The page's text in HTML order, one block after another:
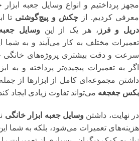
مجهز پرداختیم و انواع وسایل جعبه ابزار
معرفی کردیم. از چکش و پیچ‌گوشتی تا
دریل و فرز ، هر یک از اینوسایل
تعمیرات مختلف به کار می‌آیند و به شما
سرعت و دقت بیشتری پروژه‌های خانگی
اگر به تعمیرات پیچیده‌تر پرداخته و به
داشتن مجموعه‌ای کامل از ابزارها از
بکس جغجغه می‌تواند تفاوت زیادی ایجاد
در نهایت، داشتنوسایل جعبه ابزار خانگی
هزینه‌های تعمیرات می‌شود، بلکه به شما